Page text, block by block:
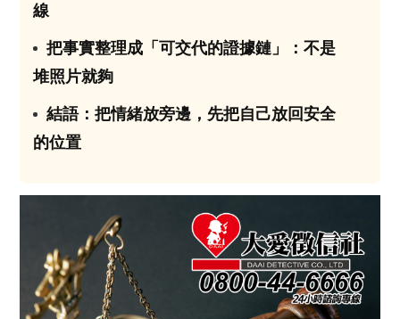
線
把事實整理成「可交代的證據鏈」：不是
堆照片就夠
結語：把情緒放旁邊，先把自己放回安全
的位置